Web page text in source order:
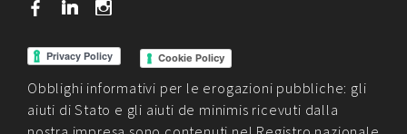
b j x
Cookie Policy
Obblighi informativi per le erogazioni pubbliche: gli
aiuti di Stato e gli aiuti de minimis ricevuti dalla